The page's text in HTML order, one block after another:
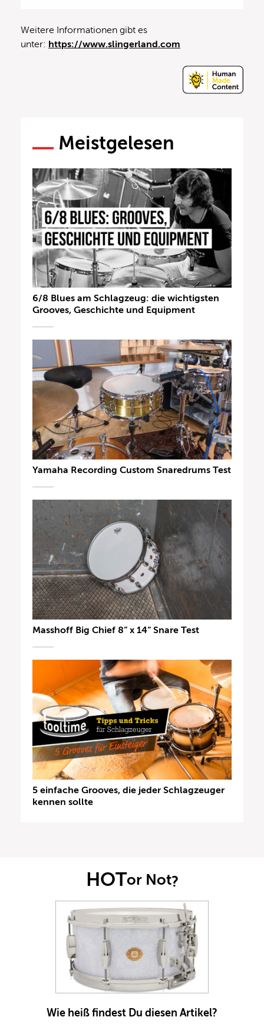
Weitere Informationen gibt es
unter: https://www.slingerland.com
Meistgelesen
6/8 Blues am Schlagzeug: die wichtigsten
Grooves, Geschichte und Equipment
Yamaha Recording Custom Snaredrums Test
Masshoff Big Chief 8“ x 14“ Snare Test
5 einfache Grooves, die jeder Schlagzeuger
kennen sollte
HOTor Not?
Wie heiß findest Du diesen Artikel?